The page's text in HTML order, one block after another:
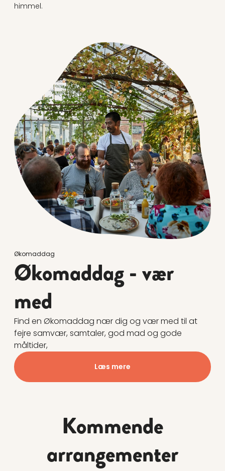
himmel.
Økomaddag
Økomaddag - vær
med
Find en Økomaddag nær dig og vær med til at
fejre samvær, samtaler, god mad og gode
måltider,
Læs mere
Kommende
arrangementer